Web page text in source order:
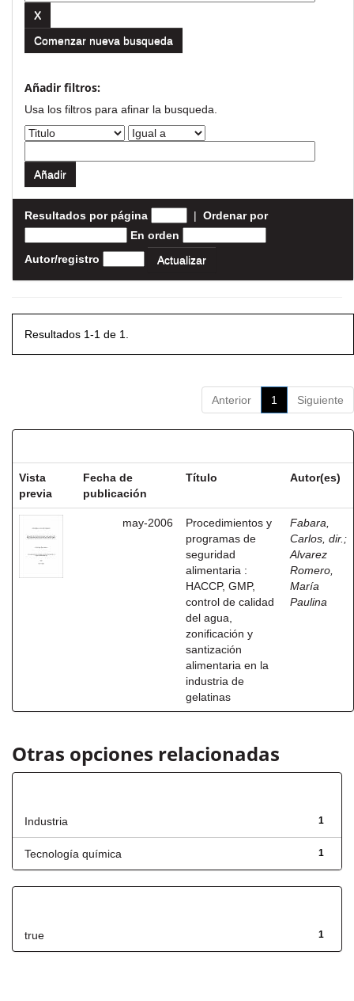
Comenzar nueva busqueda
Añadir filtros:
Usa los filtros para afinar la busqueda.
Resultados por página | Ordenar por
En orden
Autor/registro
Resultados 1-1 de 1.
Anterior 1 Siguiente
Vista
previa
Fecha de
publicación
Título Autor(es)
may-2006
Procedimientos y
programas de
seguridad
alimentaria :
HACCP, GMP,
control de calidad
del agua,
zonificación y
santización
alimentaria en la
industria de
gelatinas
Fabara,
Carlos, dir. ;
Alvarez
Romero,
María
Paulina
Otras opciones relacionadas
1
Industria
1
Tecnología química
1
true